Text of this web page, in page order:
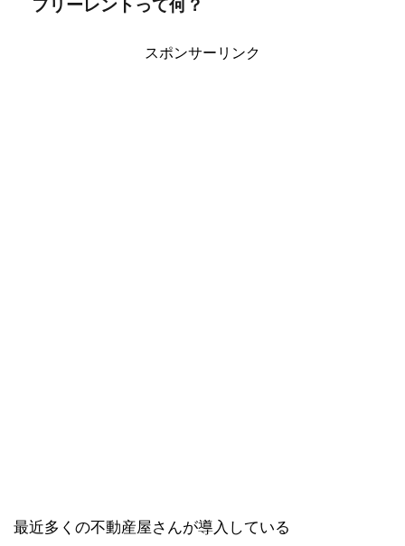
フリーレントって何？
スポンサーリンク
最近多くの不動産屋さんが導入している